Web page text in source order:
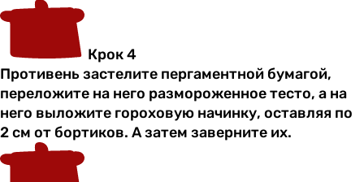
Крок 4
Противень застелите пергаментной бумагой,
переложите на него размороженное тесто, а на
него выложите гороховую начинку, оставляя по
2 см от бортиков. А затем заверните их.